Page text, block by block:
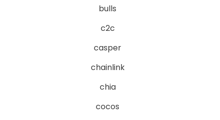
bulls
c2c
casper
chainlink
chia
cocos